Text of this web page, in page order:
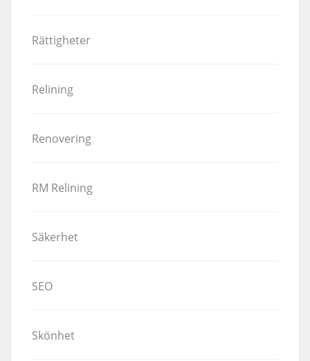
Rättigheter
Relining
Renovering
RM Relining
Säkerhet
SEO
Skönhet